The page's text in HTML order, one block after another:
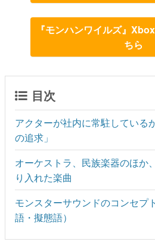
『モンハンワイルズ』
ちら
目次
アクターが社内に常駐している
の追求」
オーケストラ、民族楽器のほか
り入れた楽曲
モンスターサウンドのコンセプ
語・擬態語）